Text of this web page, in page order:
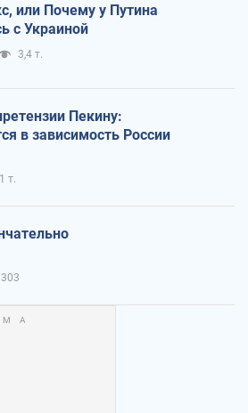
или Почему у Путина
с Украиной
3,4 т.
Пекину:
в зависимость России
т.
303